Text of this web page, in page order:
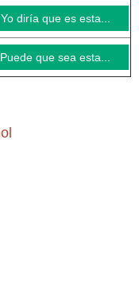
Yo diría que es esta...
Puede que sea esta...